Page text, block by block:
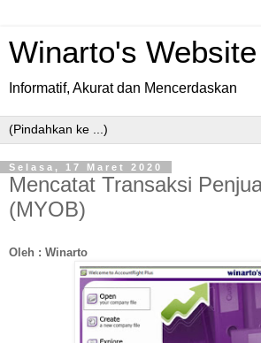
Winarto's Website
Informatif, Akurat dan Mencerdaskan
Selasa, 17 Maret 2020
Mencatat Transaksi
(MYOB)
Oleh : Winarto